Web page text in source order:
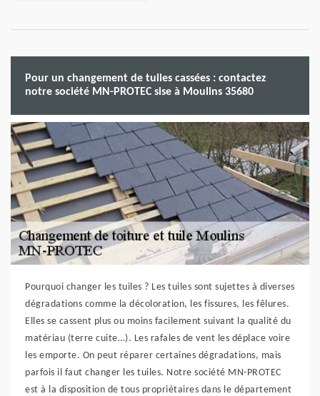
Pour un changement de tuiles cassées : contactez
notre société MN-PROTEC sise à Moulins 35680
Pourquoi changer les tuiles ? Les tuiles sont sujettes à diverses
dégradations comme la décoloration, les fissures, les fêlures.
Elles se cassent plus ou moins facilement suivant la qualité du
matériau (terre cuite…). Les rafales de vent les déplace voire
les emporte. On peut réparer certaines dégradations, mais
parfois il faut changer les tuiles. Notre société MN-PROTEC
est à la disposition de tous propriétaires dans le département